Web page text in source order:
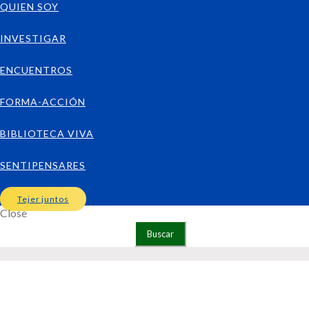
QUIEN SOY
INVESTIGAR
ENCUENTROS
FORMA-ACCIÓN
BIBLIOTECA VIVA
SENTIPENSARES
Tejer juntos
Close